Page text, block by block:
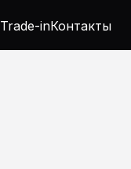
Trade-inКонтакты